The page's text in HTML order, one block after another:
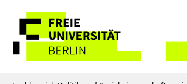
direkt
Inhalt
Service-
Navigation